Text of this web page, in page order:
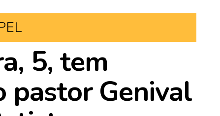
5, tem
pastor Genival